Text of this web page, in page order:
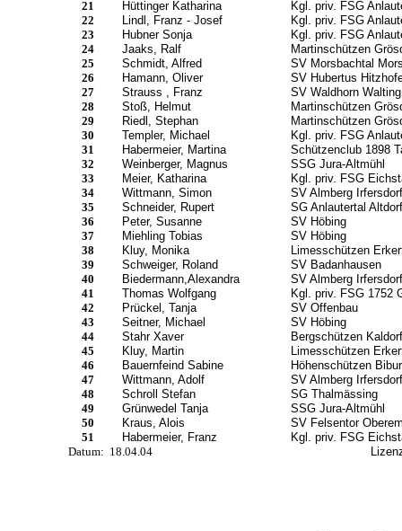
21
Hüttinger Katharina
Kgl. priv. FSG
22
Lindl, Franz - Josef
Kgl. priv. FSG
23
Hubner Sonja
Kgl. priv. FSG
24
Jaaks, Ralf
Martinschützen
25
Schmidt, Alfred
SV Morsbachtal
26
Hamann, Oliver
SV Hubertus
27
Strauss , Franz
SV Waldhorn Walting
28
Stoß, Helmut
Martinschützen
29
Riedl, Stephan
Martinschützen
30
Templer, Michael
Kgl. priv. FSG
31
Habermeier, Martina
Schützenclub 1898
32
Weinberger, Magnus
SSG Jura-Altmühl
33
Meier, Katharina
Kgl. priv. FSG
34
Wittmann, Simon
SV Almberg Irfersdorf
35
Schneider, Rupert
SG Anlautertal Altdorf
36
Peter, Susanne
SV Höbing
37
Miehling Tobias
SV Höbing
38
Kluy, Monika
Limesschützen
39
Schweiger, Roland
SV Badanhausen
40
Biedermann,Alexandra
SV Almberg Irfersdorf
41
Thomas Wolfgang
Kgl. priv. FSG 1752
42
Prückel, Tanja
SV Offenbau
43
Seitner, Michael
SV Höbing
44
Stahr Xaver
Bergschützen Kaldorf
45
Kluy, Martin
Limesschützen
46
Bauernfeind Sabine
Höhenschützen
47
Wittmann, Adolf
SV Almberg Irfersdorf
48
Schroll Stefan
SG Thalmässing
49
Grünwedel Tanja
SSG Jura-Altmühl
50
Kraus, Alois
SV Felsentor
51
Habermeier, Franz
Kgl. priv. FSG
18.04.04
Datum: